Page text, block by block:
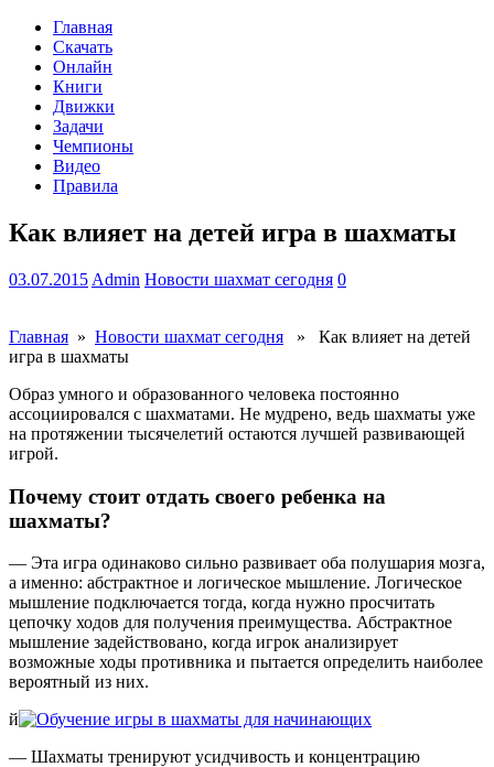
Главная
Скачать
Онлайн
Книги
Движки
Задачи
Чемпионы
Видео
Правила
Как влияет на детей игра в шахматы
03.07.2015 Admin Новости шахмат сегодня 0
Главная » Новости шахмат сегодня » Как влияет на детей
игра в шахматы
Образ умного и образованного человека постоянно
ассоциировался с шахматами. Не мудрено, ведь шахматы уже
на протяжении тысячелетий остаются лучшей развивающей
игрой.
Почему стоит отдать своего ребенка на
шахматы?
— Эта игра одинаково сильно развивает оба полушария мозга,
а именно: абстрактное и логическое мышление. Логическое
мышление подключается тогда, когда нужно просчитать
цепочку ходов для получения преимущества. Абстрактное
мышление задействовано, когда игрок анализирует
возможные ходы противника и пытается определить наиболее
вероятный из них.
й
— Шахматы тренируют усидчивость и концентрацию